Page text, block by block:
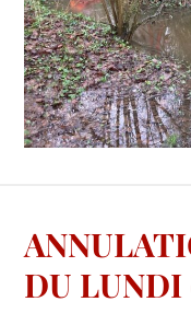
DU LUNDI